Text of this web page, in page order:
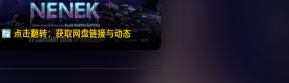
🔄 点击翻转：获取网盘链接与动态
失效请反馈
🧧️
天天领红包